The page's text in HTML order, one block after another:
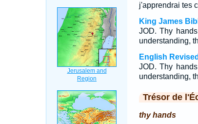
j'apprendrai tes
King James
JOD. Thy
understanding,
English
JOD. Thy
understanding,
Trésor de
thy hands